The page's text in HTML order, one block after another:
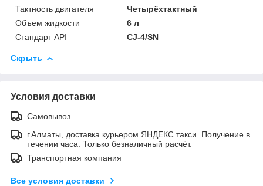
Тактность двигателя
Четырёхтактный
Объем жидкости
6 л
Стандарт API
CJ-4/SN
Скрыть
Условия доставки
Самовывоз
г.Алматы, доставка курьером ЯНДЕКС такси. Получение в
течении часа. Только безналичный расчёт.
Транспортная компания
Все условия доставки